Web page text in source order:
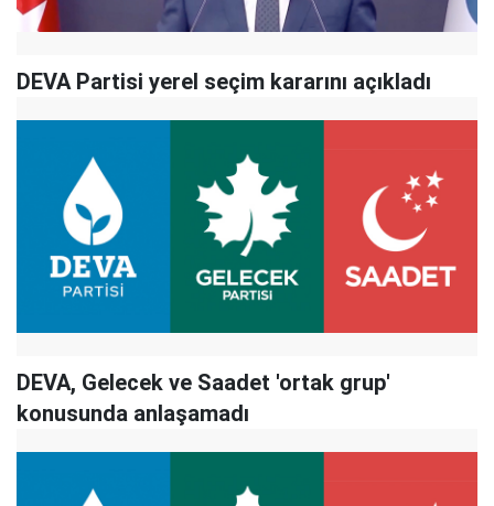
DEVA Partisi yerel seçim kararını açıkladı
DEVA, Gelecek ve Saadet 'ortak grup'
konusunda anlaşamadı